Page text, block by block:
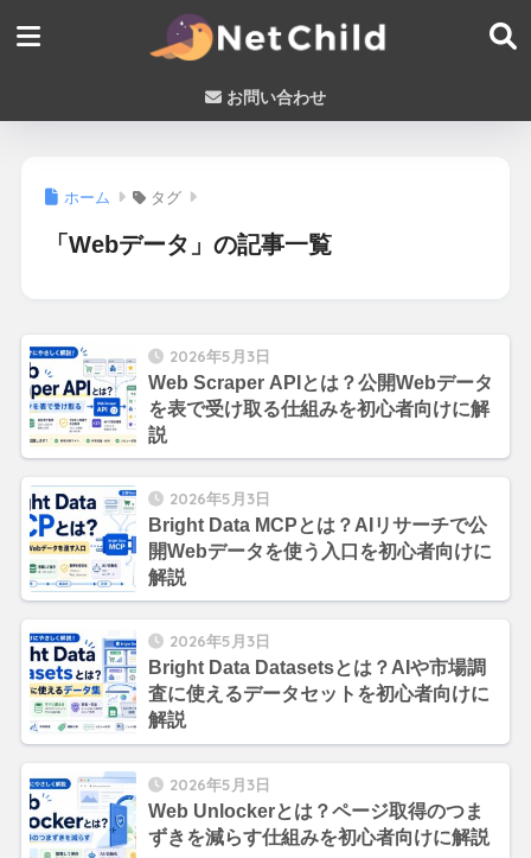
お問い合わせ
ホーム タグ
「Webデータ」の記事一覧
2026年5月3日
Web Scraper APIとは？公開Webデータ
を表で受け取る仕組みを初心者向けに解
説
2026年5月3日
Bright Data MCPとは？AIリサーチで公
開Webデータを使う入口を初心者向けに
解説
2026年5月3日
Bright Data Datasetsとは？AIや市場調
査に使えるデータセットを初心者向けに
解説
2026年5月3日
Web Unlockerとは？ページ取得のつま
ずきを減らす仕組みを初心者向けに解説